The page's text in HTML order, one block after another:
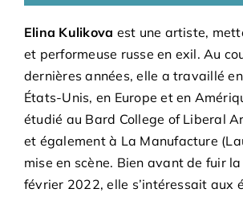
Elina Kulikova est une artiste,
et performeuse russe en exil. Au
dernières années, elle a travaillé
États-Unis, en Europe et en
étudié au Bard College of Liberal
et également à La Manufacture
mise en scène. Bien avant de fuir
février 2022, elle s’intéressait aux